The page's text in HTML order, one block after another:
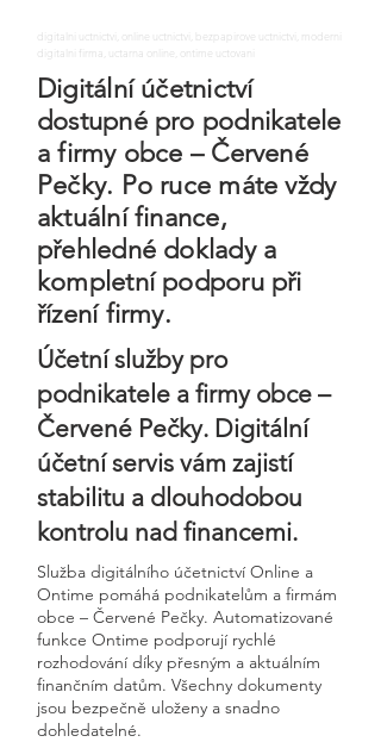
digitalni uctnictvi, online uctnictvi, bezpapirove uctnictvi, moderni
digitalni firma, uctarna online, ontime uctovani
Digitální účetnictví
dostupné pro podnikatele
a firmy obce – Červené
Pečky. Po ruce máte vždy
aktuální finance,
přehledné doklady a
kompletní podporu při
řízení firmy.
Účetní služby pro
podnikatele a firmy obce –
Červené Pečky. Digitální
účetní servis vám zajistí
stabilitu a dlouhodobou
kontrolu nad financemi.
Služba digitálního účetnictví Online a
Ontime pomáhá podnikatelům a firmám
obce – Červené Pečky. Automatizované
funkce Ontime podporují rychlé
rozhodování díky přesným a aktuálním
finančním datům. Všechny dokumenty
jsou bezpečně uloženy a snadno
dohledatelné.